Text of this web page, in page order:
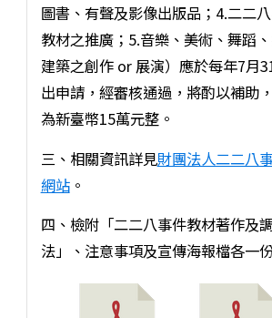
圖書、有聲及影像出版品；4.二二
教材之推廣；5.音樂、美術、舞蹈
建築之創作 or 展演）應於每年7月
出申請，經審核通過，將酌以補助
為新臺幣15萬元整。
三、相關資訊詳見財團法人二二八
網站。
四、檢附「二二八事件教材著作及
法」、注意事項及宣傳海報檔各一